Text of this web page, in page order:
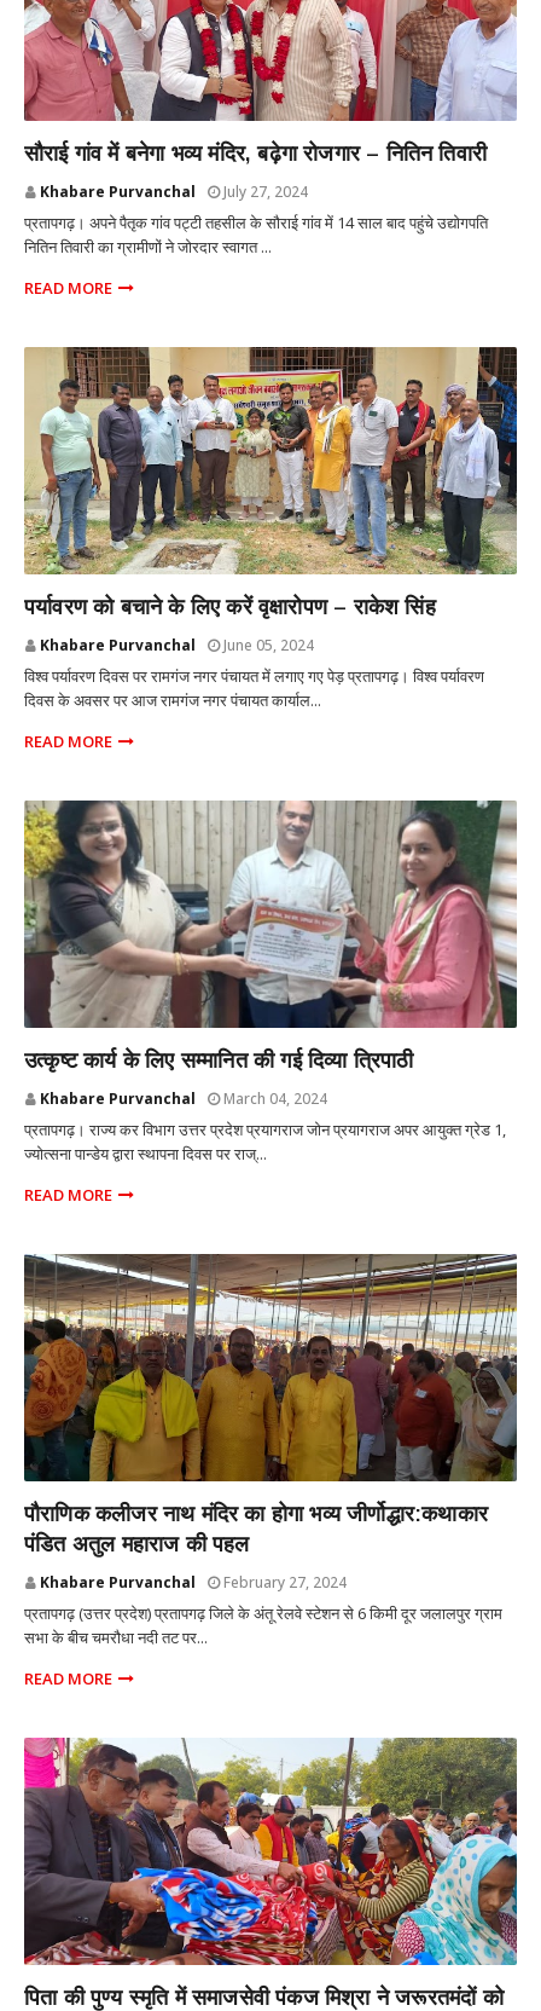
सौराई गांव में बनेगा भव्य मंदिर, बढ़ेगा रोजगार – नितिन तिवारी
Khabare Purvanchal July 27, 2024
प्रतापगढ़। अपने पैतृक गांव पट्टी तहसील के सौराई गांव में 14 साल बाद पहुंचे उद्योगपति
नितिन तिवारी का ग्रामीणों ने जोरदार स्वागत ...
READ MORE
पर्यावरण को बचाने के लिए करें वृक्षारोपण – राकेश सिंह
Khabare Purvanchal June 05, 2024
विश्व पर्यावरण दिवस पर रामगंज नगर पंचायत में लगाए गए पेड़ प्रतापगढ़। विश्व पर्यावरण
दिवस के अवसर पर आज रामगंज नगर पंचायत कार्याल...
READ MORE
उत्कृष्ट कार्य के लिए सम्मानित की गई दिव्या त्रिपाठी
Khabare Purvanchal March 04, 2024
प्रतापगढ़। राज्य कर विभाग उत्तर प्रदेश प्रयागराज जोन प्रयागराज अपर आयुक्त ग्रेड 1,
ज्योत्सना पान्डेय द्वारा स्थापना दिवस पर राज्...
READ MORE
पौराणिक कलीजर नाथ मंदिर का होगा भव्य जीर्णोद्धार:कथाकार
पंडित अतुल महाराज की पहल
Khabare Purvanchal February 27, 2024
प्रतापगढ़ (उत्तर प्रदेश) प्रतापगढ़ जिले के अंतू रेलवे स्टेशन से 6 किमी दूर जलालपुर ग्राम
सभा के बीच चमरौधा नदी तट पर...
READ MORE
पिता की पुण्य स्मृति में समाजसेवी पंकज मिश्रा ने जरूरतमंदों को